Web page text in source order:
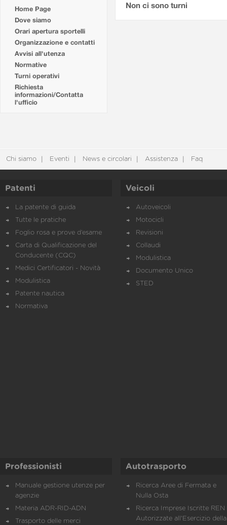
Home Page
Dove siamo
Orari apertura sportelli
Organizzazione e contatti
Avvisi all'utenza
Normative
Turni operativi
Richiesta
informazioni/Contatta
l'ufficio
Non ci sono turni
Chi siamo Eventi News e circolari Assistenza Faq
Patenti
La patente di guida
Tutte le pratiche
Foglio rosa e prove d’esame
Carta di Qualificazione del
Conducente (CQC)
Medici Certificatori - Novità
Modulistica
Patente nautica
Normativa
Veicoli
Autoveicoli
Motocicli
Revisioni
Collaudi
Modulistica
Documento Unico
STED
Professionisti
Manuale gestione utenze per
agenzie
Materia ADR-RID-ADN
Trasporto delle merci
Autotrasporto
Ricerca Aree di Fermata e
Nulla Osta
Ricerca Imprese Iscritte REN
Autorizzate all'Esercizio della